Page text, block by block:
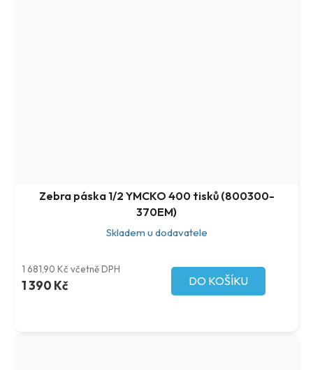
Zebra páska 1/2 YMCKO 400 tisků (800300-
370EM)
Skladem u dodavatele
1 681,90 Kč včetně DPH
1 390 Kč DO KOŠÍKU